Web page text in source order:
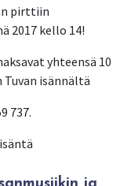
pirttiin
2017 kello 14!
yhteensä 10
isännältä
737.